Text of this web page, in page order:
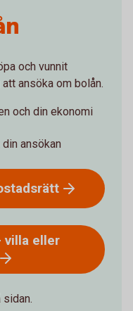
och vunnit
ansöka om bolån.
och din ekonomi
ansökan
villa eller
sidan.